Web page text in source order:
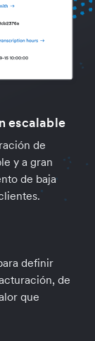
escalable
de
y a gran
de baja
definir
de
que